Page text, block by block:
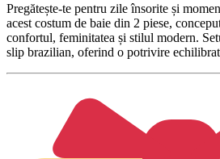
Pregătește-te pentru zile însorite și
acest costum de baie din 2 piese,
confortul, feminitatea și stilul modern.
slip brazilian, oferind o potrivire